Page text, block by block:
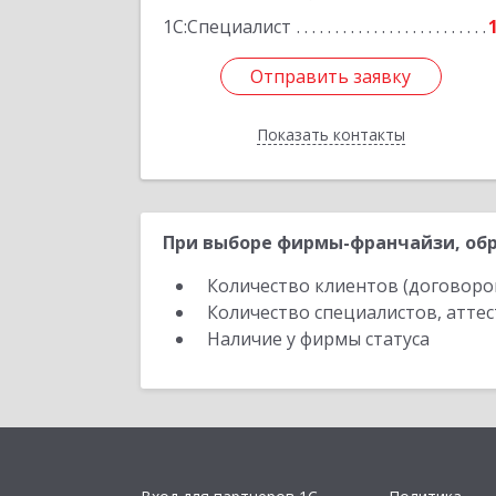
1С:Специалист
1
Отправить заявку
Показать контакты
Подробнее
Отправить заявку
Назад
При выборе фирмы-франчайзи,
Количество клиентов
Количество специалистов,
Наличие у фирмы статуса